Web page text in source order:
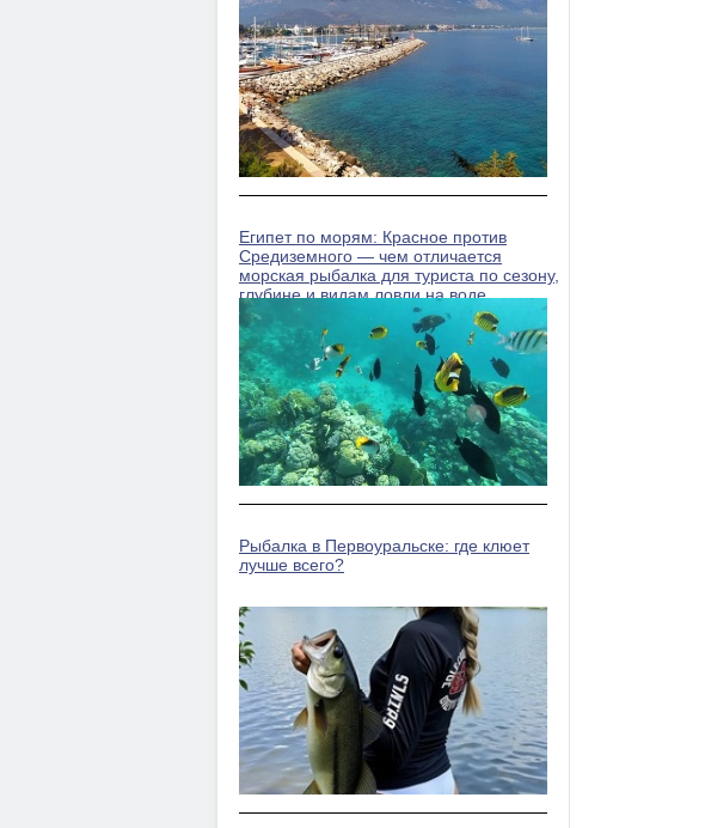
Египет по морям: Красное против
Средиземного — чем отличается
морская рыбалка для туриста по сезону,
глубине и видам ловли на воде
Рыбалка в Первоуральске: где клюет
лучше всего?